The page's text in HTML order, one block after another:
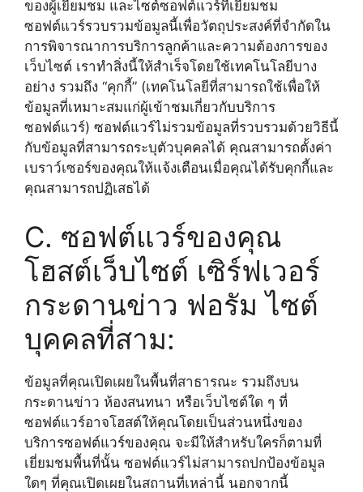
ของผู้เยี่ยมชม และไซต์ซอฟต์แวร์ที่เยี่ยมชม
ซอฟต์แวร์รวบรวมข้อมูลนี้เพื่อวัตถุประสงค์ที่จำกัดใน
การพิจารณาการบริการลูกค้าและความต้องการของ
เว็บไซต์ เราทำสิ่งนี้ให้สำเร็จโดยใช้เทคโนโลยีบาง
อย่าง รวมถึง “คุกกี้” (เทคโนโลยีที่สามารถใช้เพื่อให้
ข้อมูลที่เหมาะสมแก่ผู้เข้าชมเกี่ยวกับบริการ
ซอฟต์แวร์) ซอฟต์แวร์ไม่รวมข้อมูลที่รวบรวมด้วยวิธีนี้
กับข้อมูลที่สามารถระบุตัวบุคคลได้ คุณสามารถตั้งค่า
เบราว์เซอร์ของคุณให้แจ้งเตือนเมื่อคุณได้รับคุกกี้และ
คุณสามารถปฏิเสธได้
C. ซอฟต์แวร์ของคุณ
โฮสต์เว็บไซต์ เซิร์ฟเวอร์
กระดานข่าว ฟอรัม ไซต์
บุคคลที่สาม:
ข้อมูลที่คุณเปิดเผยในพื้นที่สาธารณะ รวมถึงบน
กระดานข่าว ห้องสนทนา หรือเว็บไซต์ใด ๆ ที่
ซอฟต์แวร์อาจโฮสต์ให้คุณโดยเป็นส่วนหนึ่งของ
บริการซอฟต์แวร์ของคุณ จะมีให้สำหรับใครก็ตามที่
เยี่ยมชมพื้นที่นั้น ซอฟต์แวร์ไม่สามารถปกป้องข้อมูล
ใดๆ ที่คุณเปิดเผยในสถานที่เหล่านี้ นอกจากนี้